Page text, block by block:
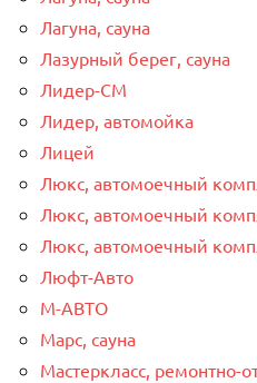
Лагуна, сауна
Лазурный берег, сауна
Лидер-СМ
Лидер, автомойка
Лицей
Люкс, автомоечный
Люкс, автомоечный
Люкс, автомоечный
Люфт-Авто
М-АВТО
Марс, сауна
Мастеркласс, ремонтно-